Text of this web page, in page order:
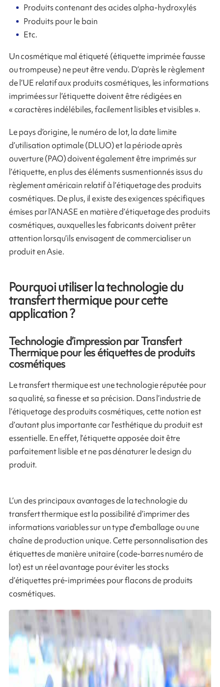
Produits contenant des acides alpha-hydroxylés
Produits pour le bain
Etc.
Un cosmétique mal étiqueté (étiquette imprimée fausse
ou trompeuse) ne peut être vendu. D’après le règlement
de l’UE relatif aux produits cosmétiques, les informations
imprimées sur l’étiquette doivent être rédigées en
« caractères indélébiles, facilement lisibles et visibles ».
Le pays d’origine, le numéro de lot, la date limite
d’utilisation optimale (DLUO) et la période après
ouverture (PAO) doivent également être imprimés sur
l’étiquette, en plus des éléments susmentionnés issus du
règlement américain relatif à l’étiquetage des produits
cosmétiques. De plus, il existe des exigences spécifiques
émises par l’ANASE en matière d’étiquetage des produits
cosmétiques, auxquelles les fabricants doivent prêter
attention lorsqu’ils envisagent de commercialiser un
produit en Asie.
Pourquoi utiliser la technologie du
transfert thermique pour cette
application ?
Technologie d’impression par Transfert
Thermique pour les étiquettes de produits
cosmétiques
Le transfert thermique est une technologie réputée pour
sa qualité, sa finesse et sa précision. Dans l’industrie de
l’étiquetage des produits cosmétiques, cette notion est
d’autant plus importante car l’esthétique du produit est
essentielle. En effet, l’étiquette apposée doit être
parfaitement lisible et ne pas dénaturer le design du
produit.
L’un des principaux avantages de la technologie du
transfert thermique est la possibilité d’imprimer des
informations variables sur un type d’emballage ou une
chaîne de production unique. Cette personnalisation des
étiquettes de manière unitaire (code-barres numéro de
lot) est un réel avantage pour éviter les stocks
d’étiquettes pré-imprimées pour flacons de produits
cosmétiques.